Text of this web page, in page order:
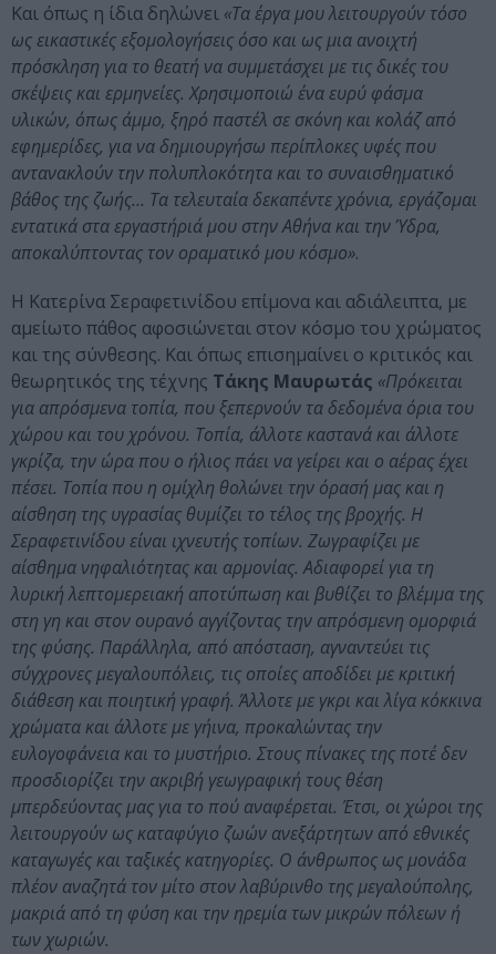
Και όπως η ίδια δηλώνει «Τα έργα μου λειτουργούν τόσο
ως εικαστικές εξομολογήσεις όσο και ως μια ανοιχτή
πρόσκληση για το θεατή να συμμετάσχει με τις δικές του
σκέψεις και ερμηνείες. Χρησιμοποιώ ένα ευρύ φάσμα
υλικών, όπως άμμο, ξηρό παστέλ σε σκόνη και κολάζ από
εφημερίδες, για να δημιουργήσω περίπλοκες υφές που
αντανακλούν την πολυπλοκότητα και το συναισθηματικό
βάθος της ζωής… Τα τελευταία δεκαπέντε χρόνια, εργάζομαι
εντατικά στα εργαστήριά μου στην Αθήνα και την Ύδρα,
αποκαλύπτοντας τον οραματικό μου κόσμο».
Η Κατερίνα Σεραφετινίδου επίμονα και αδιάλειπτα, με
αμείωτο πάθος αφοσιώνεται στον κόσμο του χρώματος
και της σύνθεσης. Και όπως επισημαίνει ο κριτικός και
θεωρητικός της τέχνης Τάκης Μαυρωτάς «Πρόκειται
για απρόσμενα τοπία, που ξεπερνούν τα δεδομένα όρια του
χώρου και του χρόνου. Τοπία, άλλοτε καστανά και άλλοτε
γκρίζα, την ώρα που ο ήλιος πάει να γείρει και ο αέρας έχει
πέσει. Τοπία που η ομίχλη θολώνει την όρασή μας και η
αίσθηση της υγρασίας θυμίζει το τέλος της βροχής. Η
Σεραφετινίδου είναι ιχνευτής τοπίων. Ζωγραφίζει με
αίσθημα νηφαλιότητας και αρμονίας. Αδιαφορεί για τη
λυρική λεπτομερειακή αποτύπωση και βυθίζει το βλέμμα της
στη γη και στον ουρανό αγγίζοντας την απρόσμενη ομορφιά
της φύσης. Παράλληλα, από απόσταση, αγναντεύει τις
σύγχρονες μεγαλουπόλεις, τις οποίες αποδίδει με κριτική
διάθεση και ποιητική γραφή. Άλλοτε με γκρι και λίγα κόκκινα
χρώματα και άλλοτε με γήινα, προκαλώντας την
ευλογοφάνεια και το μυστήριο. Στους πίνακες της ποτέ δεν
προσδιορίζει την ακριβή γεωγραφική τους θέση
μπερδεύοντας μας για το πού αναφέρεται. Έτσι, οι χώροι της
λειτουργούν ως καταφύγιο ζωών ανεξάρτητων από εθνικές
καταγωγές και ταξικές κατηγορίες. Ο άνθρωπος ως μονάδα
πλέον αναζητά τον μίτο στον λαβύρινθο της μεγαλούπολης,
μακριά από τη φύση και την ηρεμία των μικρών πόλεων ή
των χωριών.